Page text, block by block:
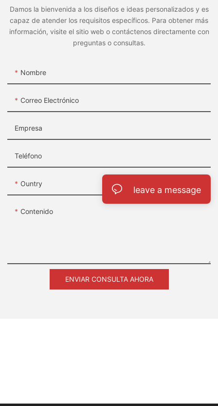
Damos la bienvenida a los diseños e ideas personalizados y es
capaz de atender los requisitos específicos. Para obtener más
información, visite el sitio web o contáctenos directamente con
preguntas o consultas.
Nombre
Correo Electrónico
Empresa
Teléfono
Ountry
Contenido
ENVIAR CONSULTA AHORA
leave a message